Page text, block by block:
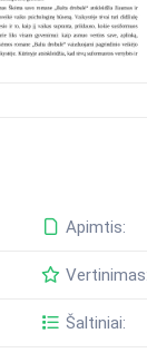
Apimtis:
Vertinimas:
Šaltiniai: